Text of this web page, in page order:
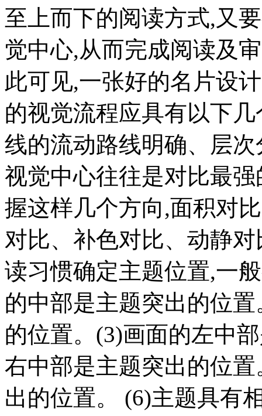
至上而下的阅读方式,又
觉中心,从而完成阅读及
此可见,一张好的名片设
的视觉流程应具有以下
线的流动路线明确、层
视觉中心往往是对比最
握这样几个方向,面积对
对比、补色对比、动静
读习惯确定主题位置,一
的中部是主题突出的位
的位置。(3)画面的左中
右中部是主题突出的位
出的位置。 (6)主题具有